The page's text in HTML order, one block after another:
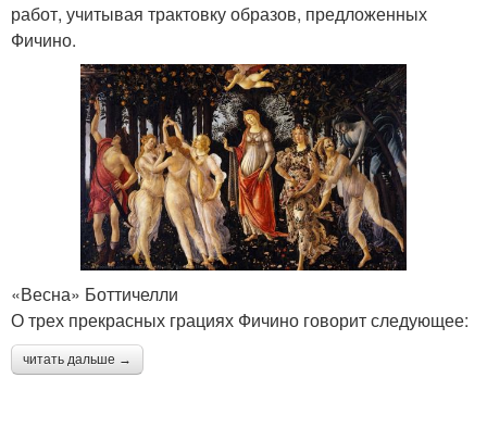
работ, учитывая трактовку образов, предложенных
Фичино.
«Весна» Боттичелли
О трех прекрасных грациях Фичино говорит следующее:
читать дальше →